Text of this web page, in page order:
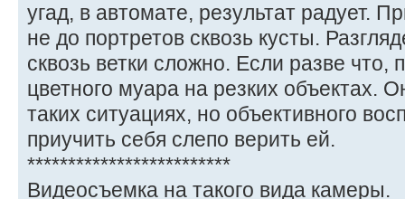
угад, в автомате, результат радует.
не до портретов сквозь кусты.
сквозь ветки сложно. Если разве
цветного муара на резких объектах.
таких ситуациях, но объективного
приучить себя слепо верить ей.
*************************
Видеосъемка на такого вида камеры.